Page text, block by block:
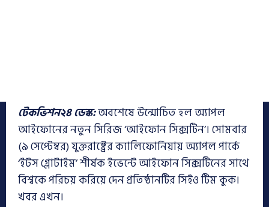
টেকভিশন২৪ ডেস্ক:অবশেষে উন্মোচিত হল অ্যাপল
আইফোনের নতুন সিরিজ ‘আইফোন সিক্সটিন’। সোমবার
(৯ সেপ্টেম্বর) যুক্তরাষ্ট্রের ক্যালিফোর্নিয়ায় অ্যাপল পার্কে
‘ইটস গ্লোটাইম’ শীর্ষক ইভেন্টে আইফোন সিক্সটিনের সাথে
বিশ্বকে পরিচয় করিয়ে দেন প্রতিষ্ঠানটির সিইও টিম কুক।
খবর এখন।